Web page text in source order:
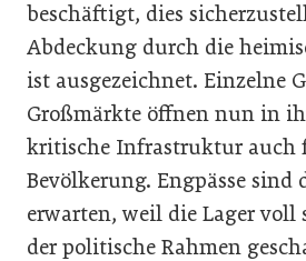
beschäftigt, dies
Abdeckung durch die
ist ausgezeichnet. Einzelne
Großmärkte öffnen nun in
kritische Infrastruktur auch
Bevölkerung. Engpässe sind
erwarten, weil die Lager
der politische Rahmen